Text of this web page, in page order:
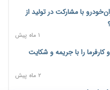
قدرت خرید یارانه یک‌میلیونی
با مشارکت در تولید از
۱ ماه پیش
را با جریمه و شکایت
۲ ماه پیش